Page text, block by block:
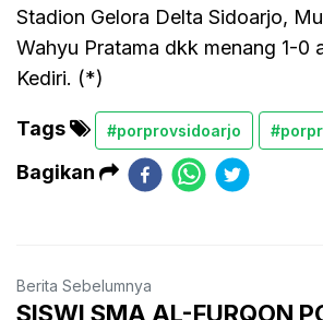
Stadion Gelora Delta Sidoarjo,
Wahyu Pratama dkk menang 1-0
Kediri. (*)
Tags #porprovsidoarjo
Bagikan
Berita Sebelumnya
SISWI SMA AL-FURQON